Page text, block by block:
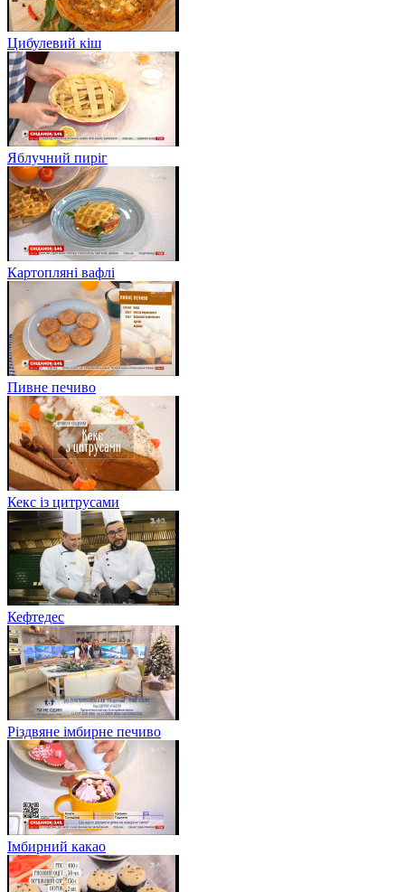
Цибулевий кіш
Яблучний пиріг
Картопляні вафлі
Пивне печиво
Кекс із цитрусами
Кефтедес
Різдвяне імбирне печиво
Імбирний какао